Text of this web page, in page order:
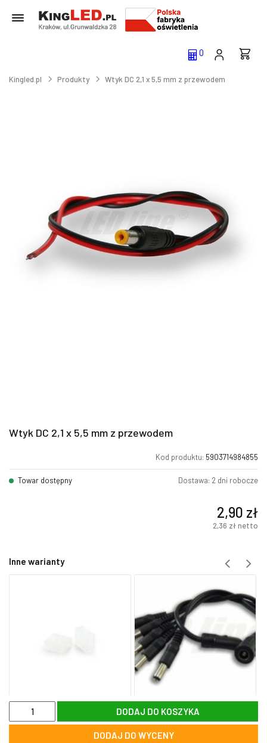
0
Kingled.pl Produkty Wtyk DC 2,1 x 5,5 mm z przewodem
Wtyk DC 2,1 x 5,5 mm z przewodem
Kod produktu: 5903714984855
Towar dostępny Dostawa: 2 dni robocze
2,90 zł
2,36 złnetto
Inne warianty
ilość
DC
DODAJ DO KOSZYKA
DODAJ DO WYCENY